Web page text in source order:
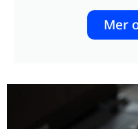
Mer